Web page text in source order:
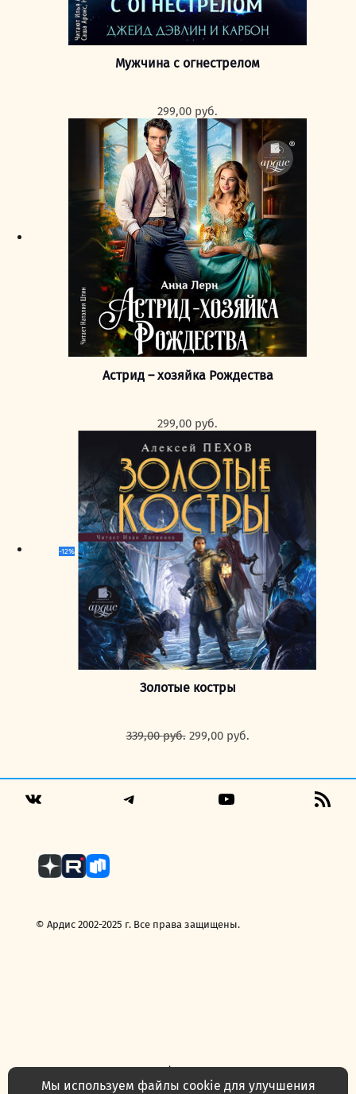
Мужчина с огнестрелом
299,00 руб.
Астрид – хозяйка Рождества
299,00 руб.
-12%
Золотые костры
339,00руб. Первоначальная
339,00 руб..
299,00 руб.
© Ардис 2002-2025 г. Все права защищены.
Политика конфиденциальности
Договор — публичная оферта
Мы используем файлы cookie для улучшения